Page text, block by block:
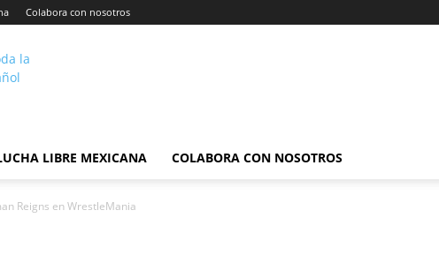
Colabora con nosotros
LIBRE MEXICANA COLABORA CON NOSOTROS
Reigns en WrestleMania